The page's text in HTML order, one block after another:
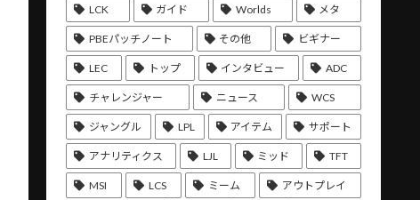
LCK ガイド Worlds メタ
PBEパッチノート その他 ビギナー
LEC トップ インタビュー ADC
チャレンジャー ニュース WCS
ジャングル LPL アイテム サポート
アナリティクス LJL ミッド TFT
MSI LCS ミーム アウトプレイ